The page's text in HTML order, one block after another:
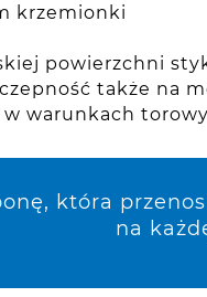
krzemionki
powierzchni
także na
w warunkach
która
na